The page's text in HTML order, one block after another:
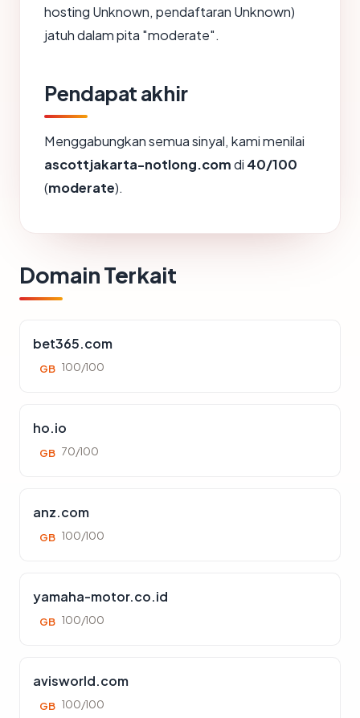
hosting Unknown, pendaftaran Unknown)
jatuh dalam pita "moderate".
Pendapat akhir
Menggabungkan semua sinyal, kami menilai
ascottjakarta-notlong.comdi 40/100
(moderate).
Domain Terkait
bet365.com
GB 100/100
ho.io
GB 70/100
anz.com
GB 100/100
yamaha-motor.co.id
GB 100/100
avisworld.com
GB 100/100